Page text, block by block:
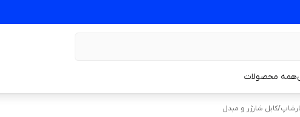
همه محصولات
/کابل شارژر و مبدل